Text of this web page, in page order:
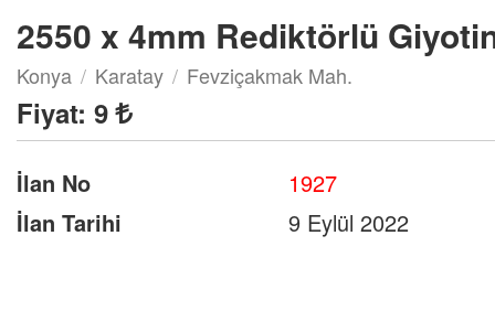
2550 x 4mm Rediktörlü
Konya Karatay Fevziçakmak Mah.
Fiyat: 9
İlan No
1927
İlan Tarihi
9 Eylül 2022